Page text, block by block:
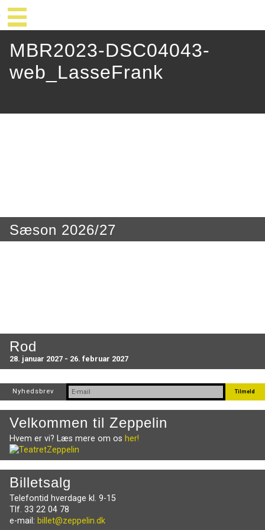
MBR2023-DSC04043-
web_LasseFrank
Sæson 2026/27
Rod
28. januar 2027 - 26. februar 2027
Nyhedsbrev
Velkommen til Zeppelin
Hvem er vi? Læs mere om os her!
Billetsalg
Telefontid hverdage kl. 9-15
Tlf. 33 22 04 78
e-mail: billet@zeppelin.dk